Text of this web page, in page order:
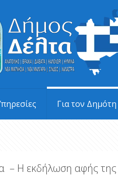
Για τον Δημότη
– Η εκδήλωση αφής